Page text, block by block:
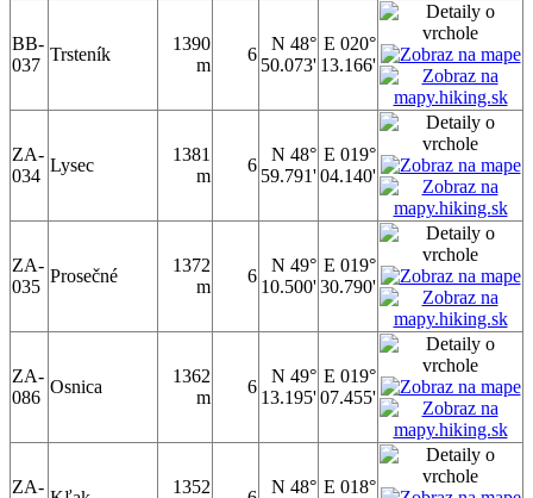
BB-
037
Trsteník
1390
m
6
N 48°
50.073'
E 020°
13.166'
ZA-
034
Lysec
1381
m
6
N 48°
59.791'
E 019°
04.140'
ZA-
035
Prosečné
1372
m
6
N 49°
10.500'
E 019°
30.790'
ZA-
086
Osnica
1362
m
6
N 49°
13.195'
E 019°
07.455'
ZA-
1352
N 48° E 018°